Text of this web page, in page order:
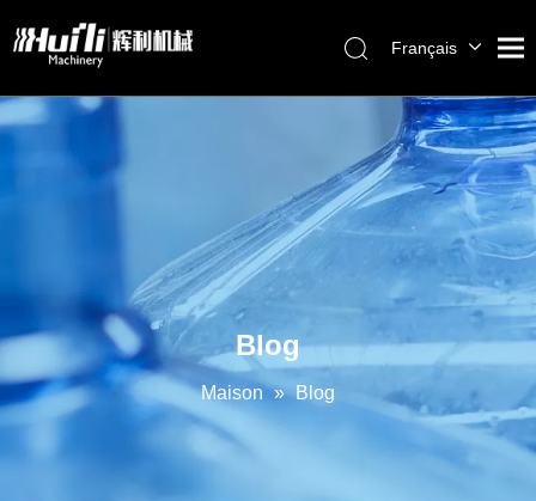
Français
العربية
Pусский
Español
Português
Blog
Maison » Blog